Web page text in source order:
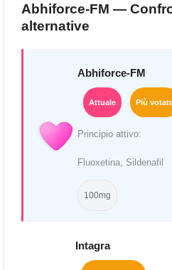
Abhiforce-FM —
alternative
Abhiforce-FM
Attuale Più
Principio attivo:
Fluoxetina, Sildenafil
100mg
Intagra